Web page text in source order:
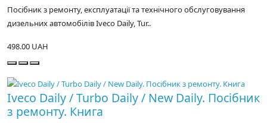
Посібник з ремонту, експлуатації та технічного обслуговування
дизельних автомобілів Iveco Daily, Tur..
498.00 UAH
Iveco Daily / Turbo Daily / New Daily. Посібник
з ремонту. Книга